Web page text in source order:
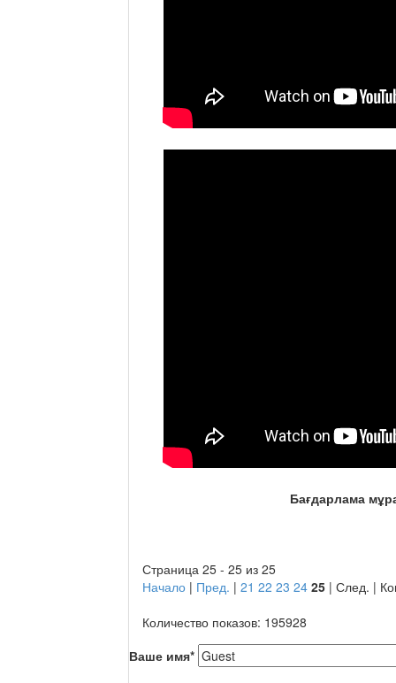
Бағдарлама
Страница 25 - 25 из 25
Начало | Пред. | 21 22 23 24 25 | След. |
Количество показов: 195928
Ваше имя*